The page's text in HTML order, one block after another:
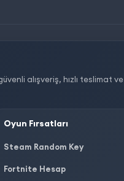
alışveriş, hızlı teslimat ve
Oyun Fırsatları
Steam Random Key
Fortnite Hesap